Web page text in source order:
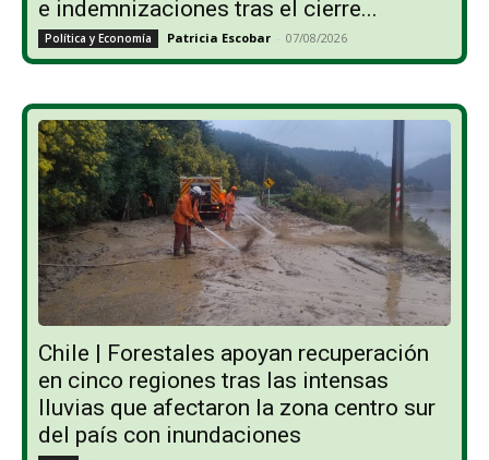
e indemnizaciones tras el cierre...
Política y Economía Patricia Escobar - 07/08/2026
Chile | Forestales apoyan recuperación
en cinco regiones tras las intensas
lluvias que afectaron la zona centro sur
del país con inundaciones